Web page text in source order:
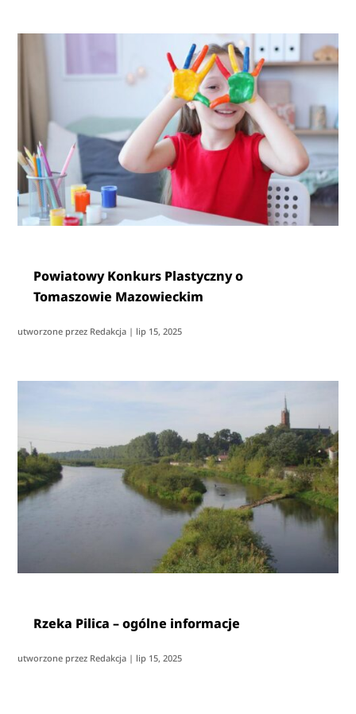
Powiatowy Konkurs Plastyczny o
Tomaszowie Mazowieckim
utworzone przez Redakcja | lip 15, 2025
Rzeka Pilica – ogólne informacje
utworzone przez Redakcja | lip 15, 2025